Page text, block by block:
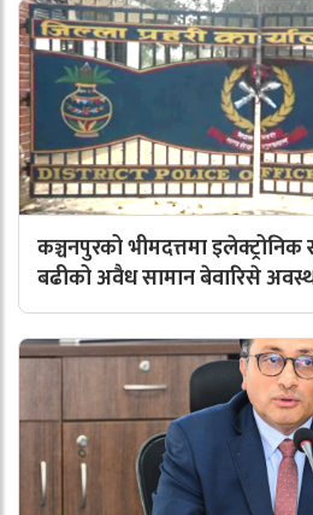
कञ्चनपुरको भीमदत्तमा
बढीको अवैध सामान बेवारिसे